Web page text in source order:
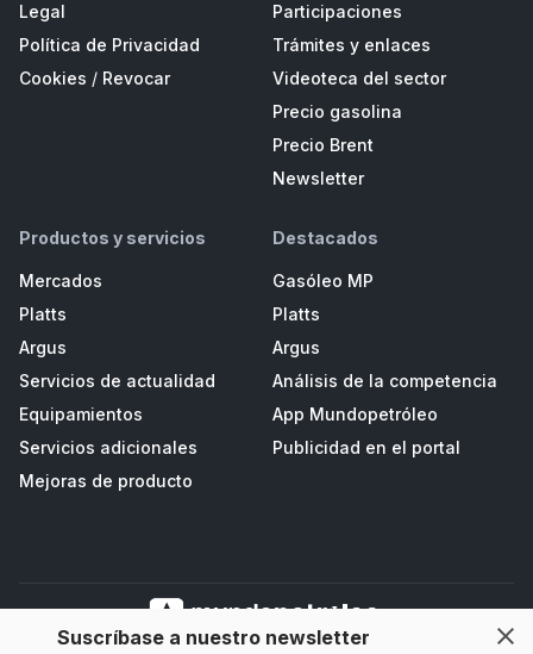
Suscríbase a nuestro newsletter
Legal
Política de Privacidad
Cookies / Revocar
Participaciones
Trámites y enlaces
Videoteca del sector
Precio gasolina
Precio Brent
Newsletter
Productos y servicios
Mercados
Platts
Argus
Servicios de actualidad
Equipamientos
Servicios adicionales
Mejoras de producto
Destacados
Gasóleo MP
Platts
Argus
Análisis de la competencia
App Mundopetróleo
Publicidad en el portal